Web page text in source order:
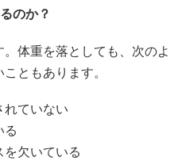
のか？
体重を落としても、次のよ
ともあります。
れていない
る
欠いている